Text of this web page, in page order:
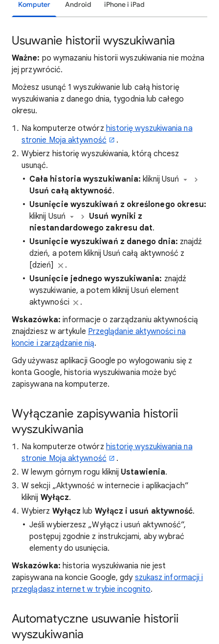
Komputer Android iPhone i iPad
Usuwanie historii wyszukiwania
Ważne: po wymazaniu historii wyszukiwania nie można
jej przywrócić.
Możesz usunąć 1 wyszukiwanie lub całą historię
wyszukiwania z danego dnia, tygodnia lub całego
okresu.
Na komputerze otwórz historię wyszukiwania na
stronie Moja aktywność
.
Wybierz historię wyszukiwania, którą chcesz
usunąć.
Cała historia wyszukiwania: kliknij Usuń
Usuń całą aktywność.
Usunięcie wyszukiwań z określonego okresu:
kliknij Usuń
Usuń wyniki z
niestandardowego zakresu dat.
Usunięcie wyszukiwań z danego dnia: znajdź
dzień, a potem kliknij Usuń całą aktywność z
[dzień]
.
Usunięcie jednego wyszukiwania: znajdź
wyszukiwanie, a potem kliknij Usuń element
aktywności
.
Wskazówka: informacje o zarządzaniu aktywnością
znajdziesz w artykule Przeglądanie aktywności na
koncie i zarządzanie nią.
Gdy używasz aplikacji Google po wylogowaniu się z
konta Google, historia wyszukiwania może być
zapisywana na komputerze.
Wyłączanie zapisywania historii
wyszukiwania
Na komputerze otwórz historię wyszukiwania na
stronie Moja aktywność
.
W lewym górnym rogu kliknij Ustawienia.
W sekcji „Aktywność w internecie i aplikacjach”
kliknij Wyłącz.
Wybierz Wyłącz lub Wyłącz i usuń aktywność.
Jeśli wybierzesz „Wyłącz i usuń aktywność”,
postępuj zgodnie z instrukcjami, aby wybrać
elementy do usunięcia.
Wskazówka: historia wyszukiwania nie jest
zapisywana na koncie Google, gdy szukasz informacji i
przeglądasz internet w trybie incognito.
Automatyczne usuwanie historii
wyszukiwania